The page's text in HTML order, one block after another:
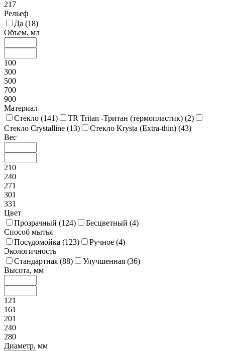
217
Рельеф
Да (18)
Объем, мл
100
300
500
700
900
Материал
Стекло (141) TR Tritan -Тритан (термопластик) (2)
Стекло Crystalline (13) Стекло Krysta (Extra-thin) (43)
Вес
210
240
271
301
331
Цвет
Прозрачный (124) Бесцветный (4)
Способ мытья
Посудомойка (123) Ручное (4)
Экологичность
Стандартная (88) Улучшенная (36)
Высота, мм
121
161
201
240
280
Диаметр, мм